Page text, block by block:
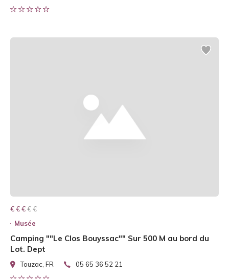
€ € € € €
€ € €
Musée
Camping ""Le Clos Bouyssac"" Sur 500 M au bord du
Lot. Dept
Touzac, FR 05 65 36 52 21